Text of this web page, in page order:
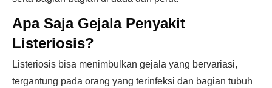
Apa Saja Gejala Penyakit
Listeriosis?
Listeriosis bisa menimbulkan gejala yang bervariasi,
tergantung pada orang yang terinfeksi dan bagian tubuh